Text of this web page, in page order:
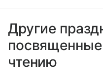
Другие
посвященные
чтению